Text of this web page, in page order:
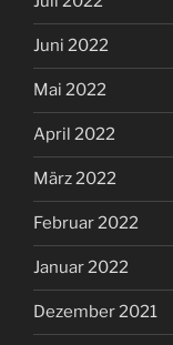
Juni 2022
Mai 2022
April 2022
März 2022
Februar 2022
Januar 2022
Dezember 2021